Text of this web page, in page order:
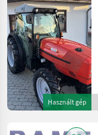
Használt gép